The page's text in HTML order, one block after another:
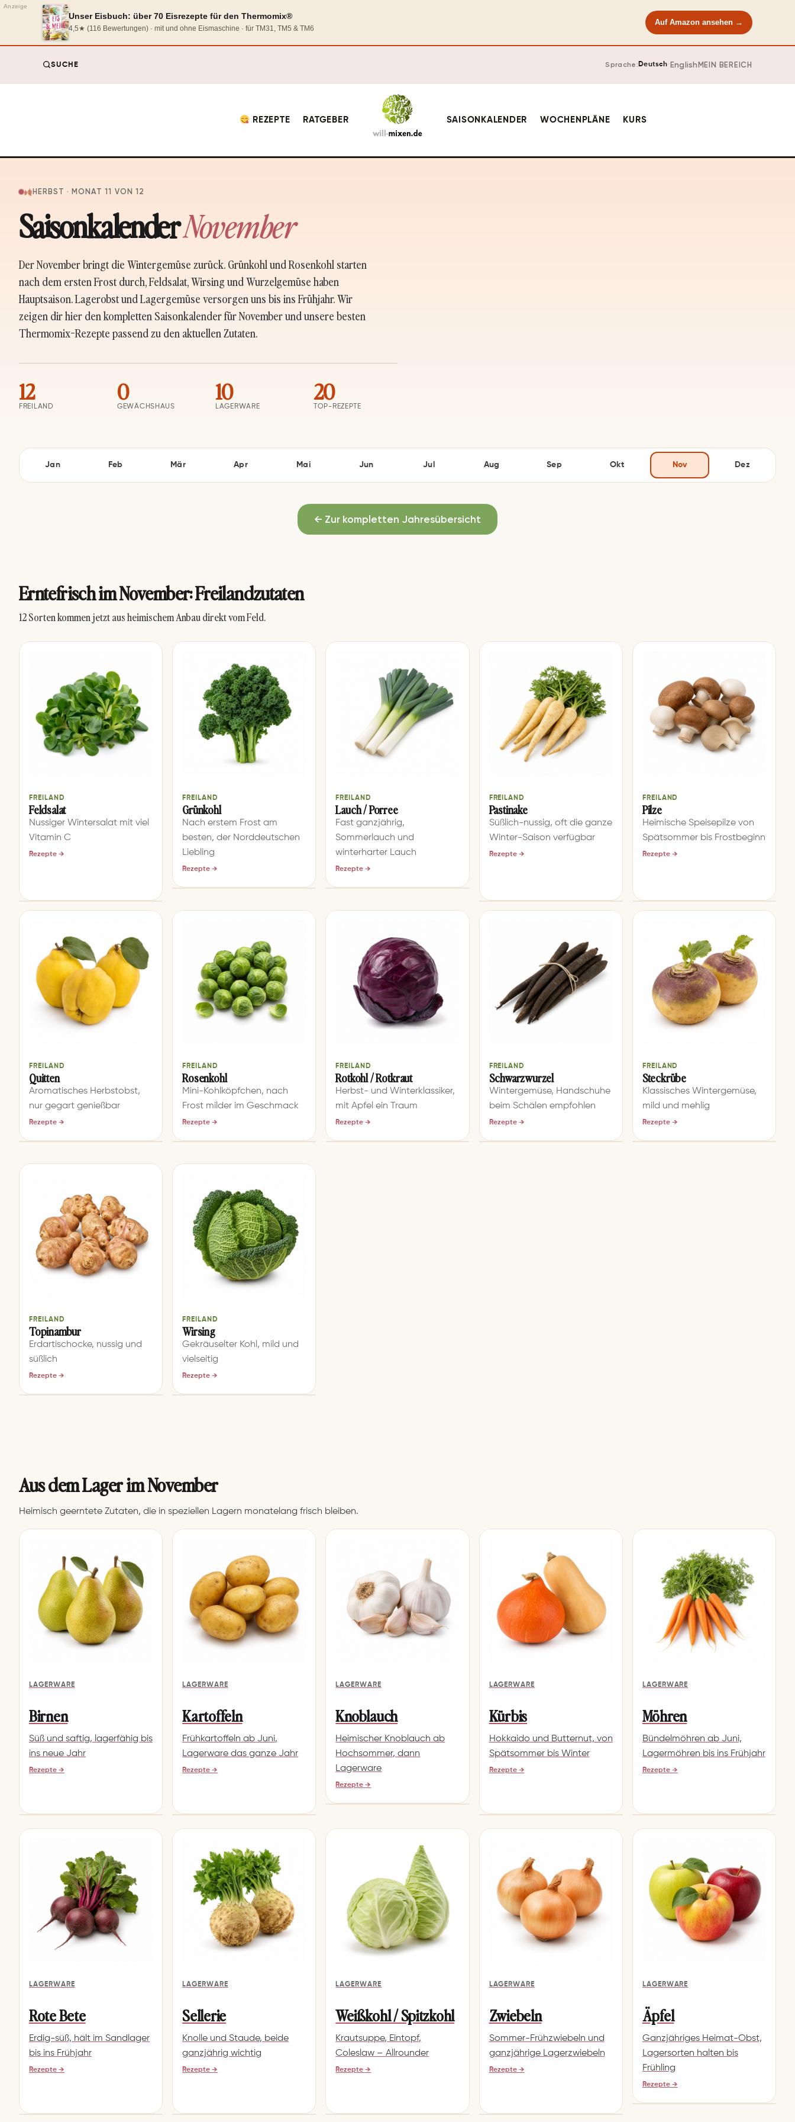
Anzeige
Unser Eisbuch: über 70 Eisrezepte für den Thermomix®
4,5★ (116 Bewertungen) · mit und ohne Eismaschine · für TM31, TM5 & TM6
Auf Amazon ansehen →
SUCHE Sprache:Deutsch· EnglishMEIN BEREICH
REZEPTE RATGEBER SAISONKALENDER WOCHENPLÄNE KURS
HERBST · MONAT 11 VON 12
SaisonkalenderNovember
Der November bringt die Wintergemüse zurück. Grünkohl und Rosenkohl starten
nach dem ersten Frost durch, Feldsalat, Wirsing und Wurzelgemüse haben
Hauptsaison. Lagerobst und Lagergemüse versorgen uns bis ins Frühjahr. Wir
zeigen dir hier den kompletten Saisonkalender für November und unsere besten
Thermomix-Rezepte passend zu den aktuellen Zutaten.
12
FREILAND
0
GEWÄCHSHAUS
10
LAGERWARE
20
TOP-REZEPTE
Jan Feb Mär Apr Mai Jun Jul Aug Sep Okt Nov Dez
← Zur kompletten Jahresübersicht
Erntefrisch im November: Freilandzutaten
12 Sorten kommen jetzt aus heimischem Anbau direkt vom Feld.
FREILAND
Feldsalat
Nussiger Wintersalat mit viel
Vitamin C
Rezepte →
FREILAND
Grünkohl
Nach erstem Frost am
besten, der Norddeutschen
Liebling
Rezepte →
FREILAND
Lauch / Porree
Fast ganzjährig,
Sommerlauch und
winterharter Lauch
Rezepte →
FREILAND
Pastinake
Süßlich-nussig, oft die ganze
Winter-Saison verfügbar
Rezepte →
FREILAND
Pilze
Heimische Speisepilze von
Spätsommer bis Frostbeginn
Rezepte →
FREILAND
Quitten
Aromatisches Herbstobst,
nur gegart genießbar
Rezepte →
FREILAND
Rosenkohl
Mini-Kohlköpfchen, nach
Frost milder im Geschmack
Rezepte →
FREILAND
Rotkohl / Rotkraut
Herbst- und Winterklassiker,
mit Apfel ein Traum
Rezepte →
FREILAND
Schwarzwurzel
Wintergemüse, Handschuhe
beim Schälen empfohlen
Rezepte →
FREILAND
Steckrübe
Klassisches Wintergemüse,
mild und mehlig
Rezepte →
FREILAND
Topinambur
Erdartischocke, nussig und
süßlich
Rezepte →
FREILAND
Wirsing
Gekräuselter Kohl, mild und
vielseitig
Rezepte →
Aus dem Lager im November
Heimisch geerntete Zutaten, die in speziellen Lagern monatelang frisch bleiben.
LAGERWARE
Birnen
Süß und saftig, lagerfähig bis
ins neue Jahr
Rezepte →
LAGERWARE
Kartoffeln
Frühkartoffeln ab Juni,
Lagerware das ganze Jahr
Rezepte →
LAGERWARE
Knoblauch
Heimischer Knoblauch ab
Hochsommer, dann
Lagerware
Rezepte →
LAGERWARE
Kürbis
Hokkaido und Butternut, von
Spätsommer bis Winter
Rezepte →
LAGERWARE
Möhren
Bündelmöhren ab Juni,
Lagermöhren bis ins Frühjahr
Rezepte →
LAGERWARE
Rote Bete
Erdig-süß, hält im Sandlager
bis ins Frühjahr
Rezepte →
LAGERWARE
Sellerie
Knolle und Staude, beide
ganzjährig wichtig
Rezepte →
LAGERWARE
Weißkohl / Spitzkohl
Krautsuppe, Eintopf,
Coleslaw – Allrounder
Rezepte →
LAGERWARE
Zwiebeln
Sommer-Frühzwiebeln und
ganzjährige Lagerzwiebeln
Rezepte →
LAGERWARE
Äpfel
Ganzjähriges Heimat-Obst,
Lagersorten halten bis
Frühling
Rezepte →